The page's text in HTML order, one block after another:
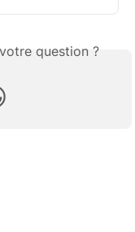
question ?